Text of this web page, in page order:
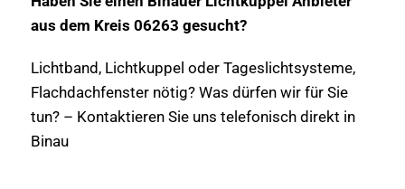
aus dem Kreis 06263 gesucht?
Lichtband, Lichtkuppel oder Tageslichtsysteme,
Flachdachfenster nötig? Was dürfen wir für Sie
tun? – Kontaktieren Sie uns telefonisch direkt in
Binau